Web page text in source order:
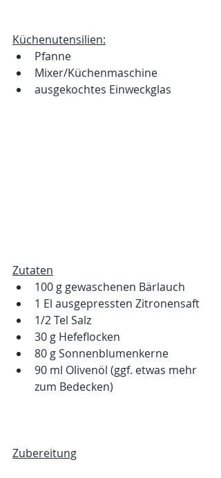
Küchenutensilien:
Pfanne
Mixer/Küchenmaschine
ausgekochtes Einweckglas
Zutaten
100 g gewaschenen Bärlauch
1 El ausgepressten Zitronensaft
1/2 Tel Salz
30 g Hefeflocken
80 g Sonnenblumenkerne
90 ml Olivenöl (ggf. etwas mehr
zum Bedecken)
Zubereitung